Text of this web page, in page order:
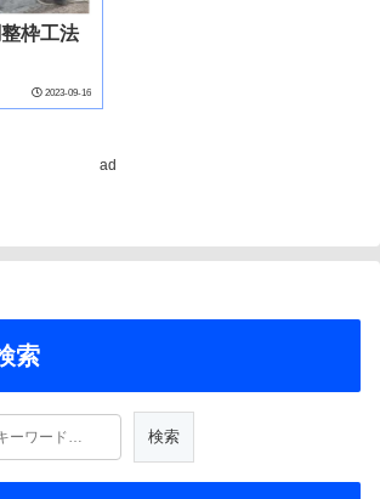
枠工法
2023-09-16
ad
索